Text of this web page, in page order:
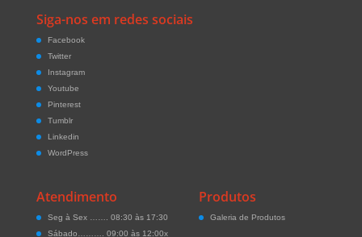
Siga-nos em redes sociais
Facebook
Twitter
Instagram
Youtube
Pinterest
Tumblr
Linkedin
WordPress
Atendimento
Seg à Sex ……. 08:30 às 17:30
Sábado………. 09:00 às 12:00x
Produtos
Galeria de Produtos